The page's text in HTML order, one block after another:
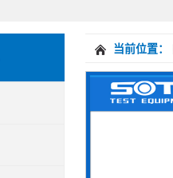
当前位置：